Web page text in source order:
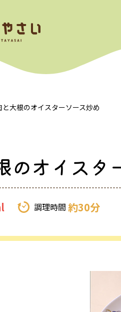
と大根のオイスターソース炒め
のオイスタ
調理時間 約30分